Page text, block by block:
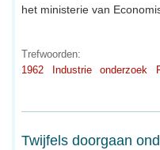
het ministerie van
Trefwoorden:
1962
Industrie onderzoek
Twijfels doorgaan